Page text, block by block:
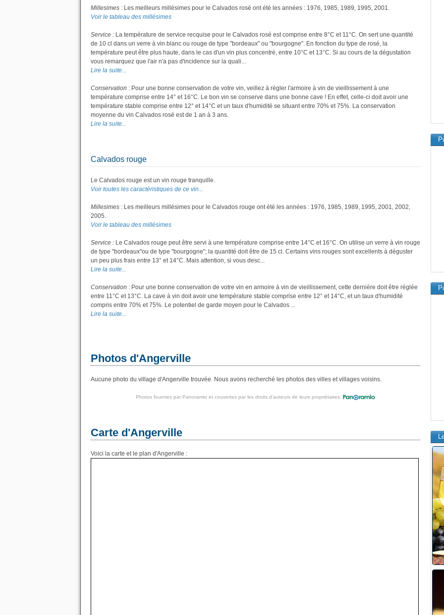
Millesimes : Les meilleurs millésimes pour le Calvados rosé ont été les années : 1976, 1985, 1989, 1995, 2001.
Voir le tableau des millésimes
Service : La température de service recquise pour le Calvados rosé est comprise entre 8°C et 11°C. On sert une quantité
de 10 cl dans un verre à vin blanc ou rouge de type "bordeaux" ou "bourgogne". En fonction du type de rosé, la
température peut être plus haute, dans le cas d'un vin plus concentré, entre 10°C et 13°C. Si au cours de la dégustation
vous remarquez que l'air n'a pas d'incidence sur la quali...
Lire la suite...
Conservation : Pour une bonne conservation de votre vin, veillez à règler l'armoire à vin de vieillissement à une
température comprise entre 14° et 16°C. Le bon vin se conserve dans une bonne cave ! En effet, celle-ci doit avoir une
température stable comprise entre 12° et 14°C et un taux d'humidité se situant entre 70% et 75%. La conservation
moyenne du vin Calvados rosé est de 1 an à 3 ans.
Lire la suite...
Calvados rouge
Le Calvados rouge est un vin rouge tranquille.
Voir toutes les caractéristiques de ce vin...
Millesimes : Les meilleurs millésimes pour le Calvados rouge ont été les années : 1976, 1985, 1989, 1995, 2001, 2002,
2005.
Voir le tableau des millésimes
Service : Le Calvados rouge peut être servi à une température comprise entre 14°C et 16°C. On utilise un verre à vin rouge
de type "bordeaux"ou de type "bourgogne"; la quantité doit être de 15 cl. Certains vins rouges sont excellents à déguster
un peu plus frais entre 13° et 14°C. Mais attention, si vous desc...
Lire la suite...
Conservation : Pour une bonne conservation de votre vin en armoire à vin de vieillissement, cette dernière doit être réglée
entre 11°C et 13°C. La cave à vin doit avoir une température stable comprise entre 12° et 14°C, et un taux d'humidité
compris entre 70% et 75%. Le potentiel de garde moyen pour le Calvados ...
Lire la suite...
Photos d'Angerville
Aucune photo du village d'Angerville trouvée. Nous avons recherché les photos des villes et villages voisins.
Photos fournies par Panoramio et couvertes par les droits d'auteurs de leurs propriétaires.
Carte d'Angerville
Voici la carte et le plan d'Angerville :